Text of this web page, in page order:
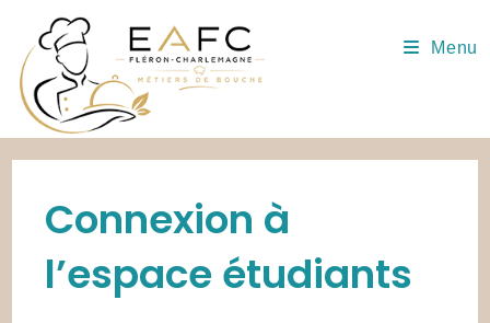
content
Menu
Connexion à
l’espace étudiants